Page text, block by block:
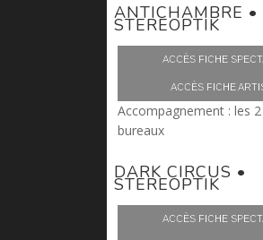
ANTICHAMBRE •
STEREOPTIK
ACCÈS FICHE
ACCÈS FICHE
Accompagnement : les 2
bureaux
DARK CIRCUS •
STEREOPTIK
ACCÈS FICHE